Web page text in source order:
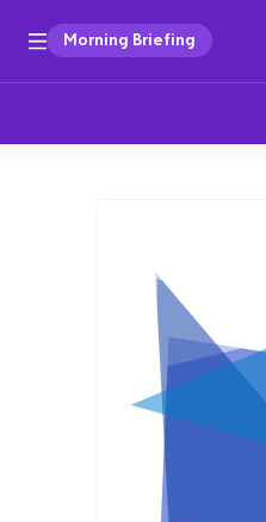
Morning Briefing